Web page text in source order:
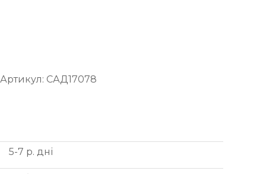
Артикул: САД17078
5-7 р. дні